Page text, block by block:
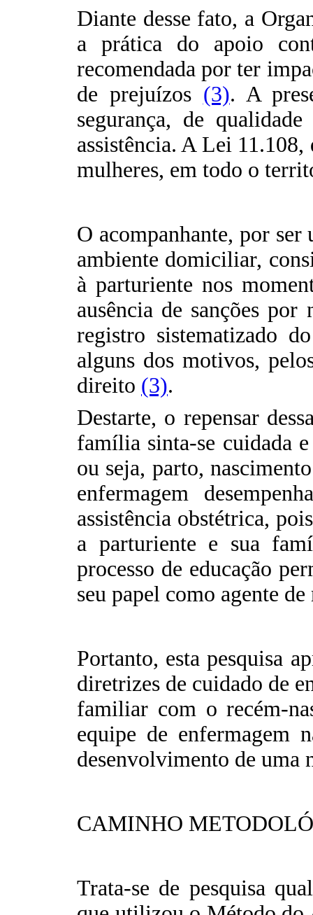
Diante desse fato, a
a prática do apoio
recomendada por ter
de prejuízos (3). A
segurança, de
assistência. A Lei
mulheres, em todo o
O acompanhante, por ser
ambiente domiciliar,
à parturiente nos
ausência de sanções
registro sistematizado
alguns dos motivos,
direito (3).
Destarte, o repensar
família sinta-se cuidada
ou seja, parto,
enfermagem
assistência obstétrica,
a parturiente e sua
processo de educação
seu papel como agente de
Portanto, esta pesquisa
diretrizes de cuidado de
familiar com o recém-
equipe de enfermagem
desenvolvimento de uma
CAMINHO
Trata-se de pesquisa